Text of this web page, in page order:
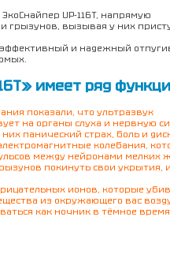
UP-116T, напрямую
грызунов, вызывая у них
и надежный
имеет ряд
показали, что ультразвук
на органы слуха и нервную
панический страх, боль и
колебания,
между нейронами мелких
покинуть свои укрытия,
ионов, которые
из окружающего вас
как ночник в тёмное время